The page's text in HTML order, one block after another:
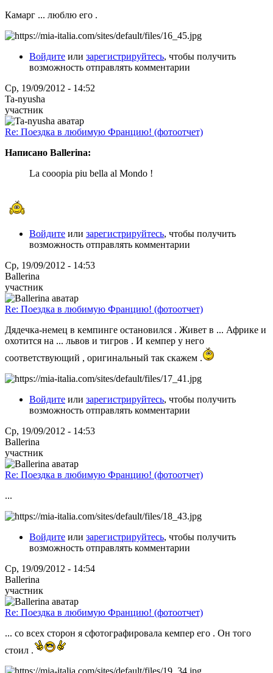
Камарг ... люблю его .
Войдите или зарегистрируйтесь, чтобы получить
возможность отправлять комментарии
Ср, 19/09/2012 - 14:52
Ta-nyusha
участник
Re: Поездка в любимую Францию! (фотоотчет)
Написано Ballerina:
La cooopia piu bella al Mondo !
Войдите или зарегистрируйтесь, чтобы получить
возможность отправлять комментарии
Ср, 19/09/2012 - 14:53
Ballerina
участник
Re: Поездка в любимую Францию! (фотоотчет)
Дядечка-немец в кемпинге остановился . Живет в ... Африке и
охотится на ... львов и тигров . И кемпер у него
соответствующий , оригинальный так скажем .
Войдите или зарегистрируйтесь, чтобы получить
возможность отправлять комментарии
Ср, 19/09/2012 - 14:53
Ballerina
участник
Re: Поездка в любимую Францию! (фотоотчет)
...
Войдите или зарегистрируйтесь, чтобы получить
возможность отправлять комментарии
Ср, 19/09/2012 - 14:54
Ballerina
участник
Re: Поездка в любимую Францию! (фотоотчет)
... со всех сторон я сфотографировала кемпер его . Он того
стоил .